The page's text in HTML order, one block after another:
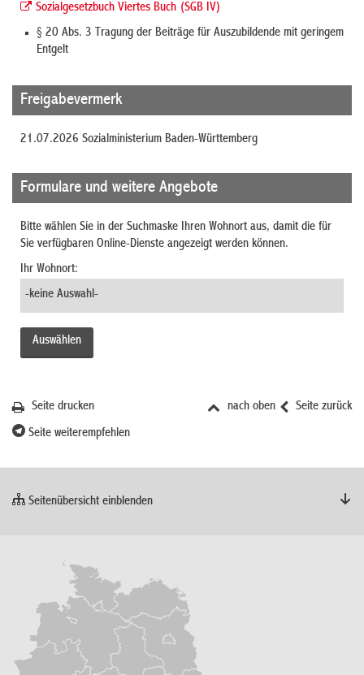
Sozialgesetzbuch Viertes Buch (SGB IV)
§ 20 Abs. 3 Tragung der Beiträge für Auszubildende mit geringem
Entgelt
Freigabevermerk
21.07.2026 Sozialministerium Baden-Württemberg
Formulare und weitere Angebote
Bitte wählen Sie in der Suchmaske Ihren Wohnort aus, damit die für
Sie verfügbaren Online-Dienste angezeigt werden können.
Ihr Wohnort:
Seite zurück
nach oben
Seite drucken
Seite weiterempfehlen
Seitenübersicht einblenden